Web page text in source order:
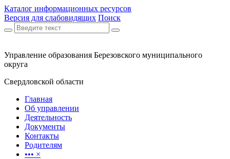
Каталог информационных ресурсов
Версия для слабовидящих Поиск
Управление образования Березовского муниципального
округа
Свердловской области
Главная
Об управлении
Деятельность
Документы
Контакты
Родителям
••• ×